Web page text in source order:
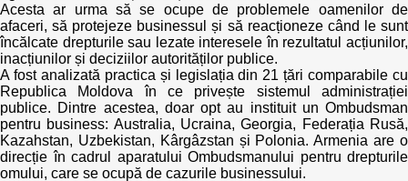
Acesta ar urma să se ocupe de problemele oamenilor de
afaceri, să protejeze businessul și să reacționeze când le sunt
încălcate drepturile sau lezate interesele în rezultatul acțiunilor,
inacțiunilor și deciziilor autorităților publice.
A fost analizată practica și legislația din 21 țări comparabile cu
Republica Moldova în ce privește sistemul administrației
publice. Dintre acestea, doar opt au instituit un Ombudsman
pentru business: Australia, Ucraina, Georgia, Federația Rusă,
Kazahstan, Uzbekistan, Kârgâzstan și Polonia. Armenia are o
direcție în cadrul aparatului Ombudsmanului pentru drepturile
omului, care se ocupă de cazurile businessului.